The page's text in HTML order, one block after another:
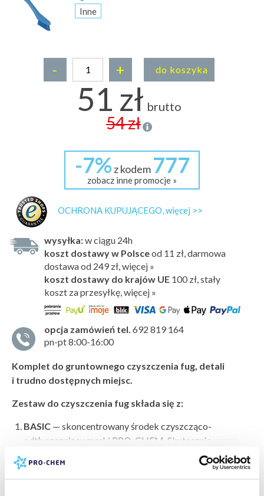
Inne
- + do koszyka
51 zł brutto
54 zł
-7% z kodem 777
zobacz inne promocje »
OCHRONA KUPUJĄCEGO, więcej >>
wysyłka:w ciągu 24h
koszt dostawy w Polsceod 11 zł, darmowa
dostawa od 249 zł, więcej »
koszt dostawy do krajów UE 100 zł,stały
koszt za przesyłkę, więcej »
opcja zamówień tel. 692 819 164
pn-pt 8:00-16:00
Komplet do gruntownego czyszczenia fug, detali
i trudno dostępnych miejsc.
Zestaw do czyszczenia fug składa się z:
BASIC — skoncentrowany środek czyszcząco-
odtłuszczający marki PRO-CHEM. Skutecznie usuwa
, posadzek, elewacji, kostki
brukowej, tarasów, powierzchni szklanych czy mieszkań
po remoncie. Idealny tam, gdzie potrzebne jest dokładne
producent:PRO-CHEM